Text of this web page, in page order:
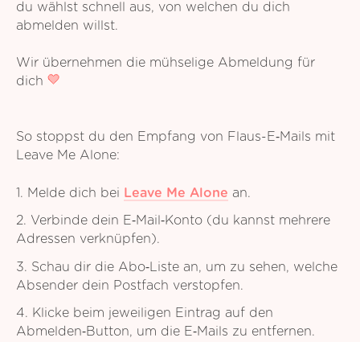
du wählst schnell aus, von welchen du dich
abmelden willst.
Wir übernehmen die mühselige Abmeldung für
dich
So stoppst du den Empfang von Flaus-E‑Mails mit
Leave Me Alone:
1. Melde dich bei Leave Me Alone an.
2. Verbinde dein E‑Mail‑Konto (du kannst mehrere
Adressen verknüpfen).
3. Schau dir die Abo‑Liste an, um zu sehen, welche
Absender dein Postfach verstopfen.
4. Klicke beim jeweiligen Eintrag auf den
Abmelden‑Button, um die E‑Mails zu entfernen.